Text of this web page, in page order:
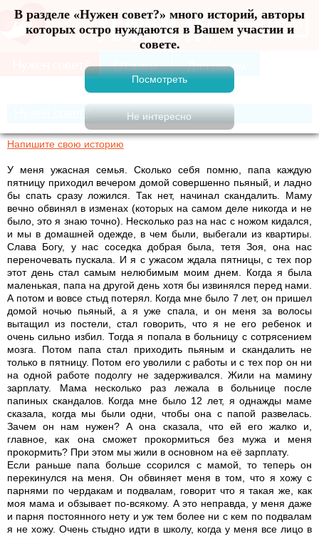
В разделе «Нужен совет?» много историй, авторы
которых остро нуждаются в Вашем участии и
совете.
Меню
Нужен совет?
Напишите свою историю
У меня ужасная семья. Сколько себя помню, папа каждую
пятницу приходил вечером домой совершенно пьяный, и ладно
бы спать сразу ложился. Так нет, начинал скандалить. Маму
вечно обвинял в изменах (которых на самом деле никогда и не
было, это я знаю точно). Несколько раз на нас с ножом кидался,
и мы в домашней одежде, в чем были, выбегали из квартиры.
Слава Богу, у нас соседка добрая была, тетя Зоя, она нас
переночевать пускала. И я с ужасом ждала пятницы, с тех пор
этот день стал самым нелюбимым моим днем. Когда я была
маленькая, папа на другой день хотя бы извинялся перед нами.
А потом и вовсе стыд потерял. Когда мне было 7 лет, он пришел
домой ночью пьяный, а я уже спала, и он меня за волосы
вытащил из постели, стал говорить, что я не его ребенок и
очень сильно избил. Тогда я попала в больницу с сотрясением
мозга. Потом папа стал приходить пьяным и скандалить не
только в пятницу. Потом его уволили с работы и с тех пор он ни
на одной работе подолгу не задерживался. Жили на мамину
зарплату. Мама несколько раз лежала в больнице после
папиных скандалов. Когда мне было 12 лет, я однажды маме
сказала, когда мы были одни, чтобы она с папой развелась.
Зачем он нам нужен? А она сказала, что ей его жалко и,
главное, как она сможет прокормиться без мужа и меня
прокормить? При этом мы жили в основном на её зарплату.
Если раньше папа больше ссорился с мамой, то теперь он
перекинулся на меня. Он обвиняет меня в том, что я хожу с
парнями по чердакам и подвалам, говорит что я такая же, как
моя мама и обзывает по-всякому. А это неправда, у меня даже
и парня постоянного нету и уж тем более ни с кем по подвалам
я не хожу. Очень стыдно идти в школу, когда у меня все лицо в